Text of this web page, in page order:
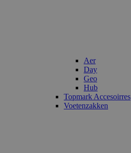
Aer
Day
Geo
Hub
Topmark Accesoirres
Voetenzakken